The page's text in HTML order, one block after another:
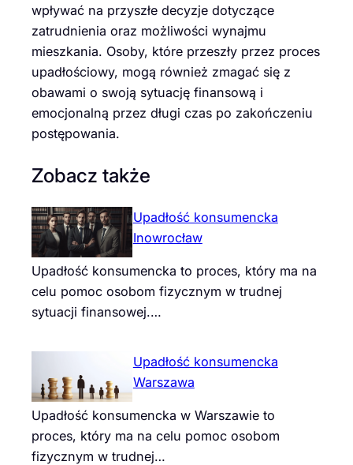
wpływać na przyszłe decyzje dotyczące
zatrudnienia oraz możliwości wynajmu
mieszkania. Osoby, które przeszły przez proces
upadłościowy, mogą również zmagać się z
obawami o swoją sytuację finansową i
emocjonalną przez długi czas po zakończeniu
postępowania.
Zobacz także
Upadłość konsumencka
Inowrocław
Upadłość konsumencka to proces, który ma na
celu pomoc osobom fizycznym w trudnej
sytuacji finansowej.…
Upadłość konsumencka
Warszawa
Upadłość konsumencka w Warszawie to
proces, który ma na celu pomoc osobom
fizycznym w trudnej…